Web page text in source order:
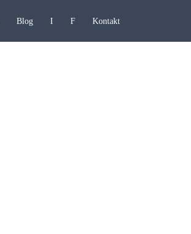
Blog I F Kontakt